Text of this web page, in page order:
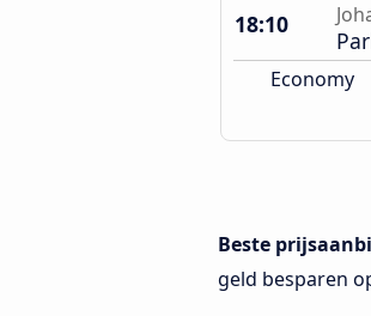
18:10
Economy
Beste
geld besparen